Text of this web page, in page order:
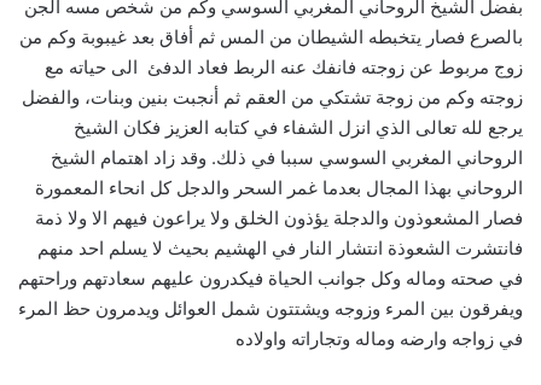
بفضل الشيخ الروحاني المغربي السوسي وكم من شخص مسه الجن
بالصرع فصار يتخبطه الشيطان من المس ثم أفاق بعد غيبوبة وكم من
زوج مربوط عن زوجته فانفك عنه الربط فعاد الدفئ الى حياته مع
زوجته وكم من زوجة تشتكي من العقم ثم أنجبت بنين وبنات، والفضل
يرجع لله تعالى الذي انزل الشفاء في كتابه العزيز فكان الشيخ
الروحاني المغربي السوسي سببا في ذلك. وقد زاد اهتمام الشيخ
الروحاني بهذا المجال بعدما غمر السحر والدجل كل انحاء المعمورة
فصار المشعوذون والدجلة يؤذون الخلق ولا يراعون فيهم الا ولا ذمة
فانتشرت الشعوذة انتشار النار في الهشيم بحيث لا يسلم احد منهم
في صحته وماله وكل جوانب الحياة فيكدرون عليهم سعادتهم وراحتهم
ويفرقون بين المرء وزوجه ويشتتون شمل العوائل ويدمرون حظ المرء
في زواجه وارضه وماله وتجاراته واولاده